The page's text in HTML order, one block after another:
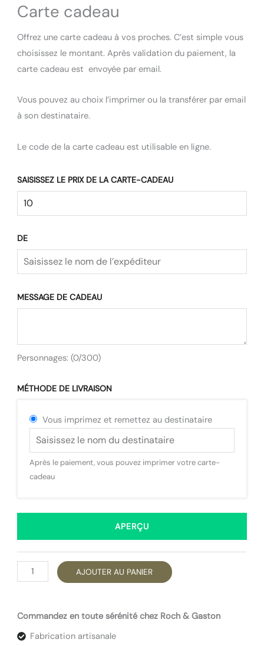
Carte cadeau
Offrez une carte cadeau à vos proches. C’est simple vous
choisissez le montant. Après validation du paiement, la
carte cadeau est envoyée par email.
Vous pouvez au choix l’imprimer ou la transférer par email
à son destinataire.
Le code de la carte cadeau est utilisable en ligne.
SAISISSEZ LE PRIX DE LA CARTE-CADEAU
DE
MESSAGE DE CADEAU
Personnages: (0/300)
MÉTHODE DE LIVRAISON
Vous imprimez et remettez au destinataire
Après le paiement, vous pouvez imprimer votre carte-
cadeau
APERÇU
quantité
de
cadeau
AJOUTER AU PANIER
Commandez en toute sérénité chez Roch & Gaston
Fabrication artisanale